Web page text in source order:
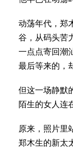
动荡年代，郑
谷，从码头苦
一点点寄回潮
最后等来的，
但这一场静默
陌生的女人连
原来，照片里
郑木生的新太